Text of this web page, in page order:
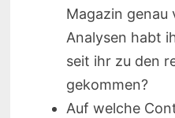
Magazin genau
Analysen habt
seit ihr zu den
gekommen?
Auf welche